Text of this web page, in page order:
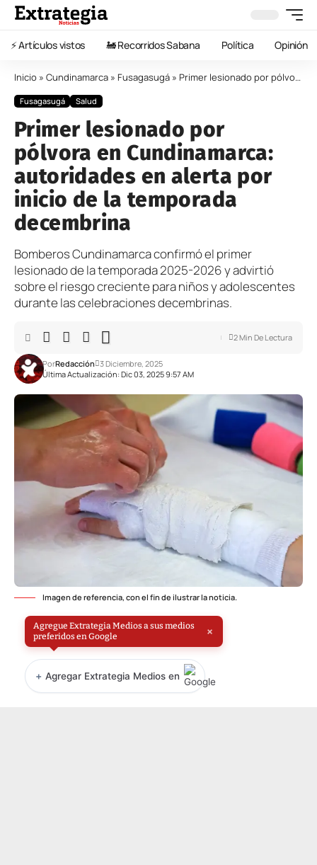
⚡️ Artículos vistos 🚂 Recorridos Sabana Política Opinión
Inicio » Cundinamarca » Fusagasugá » Primer lesionado por pólvora en Cundinamarca: autoridades en alerta por inicio de la temporada decembrina
Fusagasugá Salud
Primer lesionado por
pólvora en Cundinamarca:
autoridades en alerta por
inicio de la temporada
decembrina
Bomberos Cundinamarca confirmó el primer
lesionado de la temporada 2025-2026 y advirtió
sobre el riesgo creciente para niños y adolescentes
durante las celebraciones decembrinas.
Última Actualización: Dic 03, 2025 9:57 AM
PorRedacción 3 Diciembre, 2025
2 Min De Lectura
Imagen de referencia, con el fin de ilustrar la noticia.
Agregue Extrategia Medios a sus medios
preferidos en Google
×
+ Agregar Extrategia Medios en